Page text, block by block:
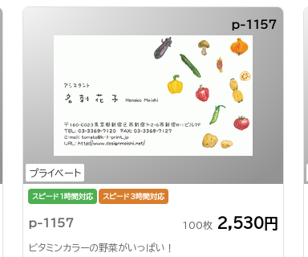
プライベート
p-1157
スピード1時間対応 スピード3時間対応
p-1157 100枚 2,530円
ビタミンカラーの野菜がいっぱい！